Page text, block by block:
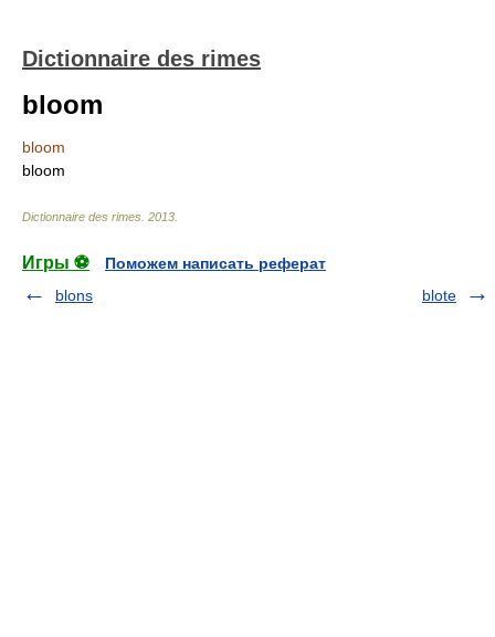
Dictionnaire des rimes
bloom
bloom
bloom
Dictionnaire des rimes 2013
Игры ⚽
Поможем написать реферат
blons
blote